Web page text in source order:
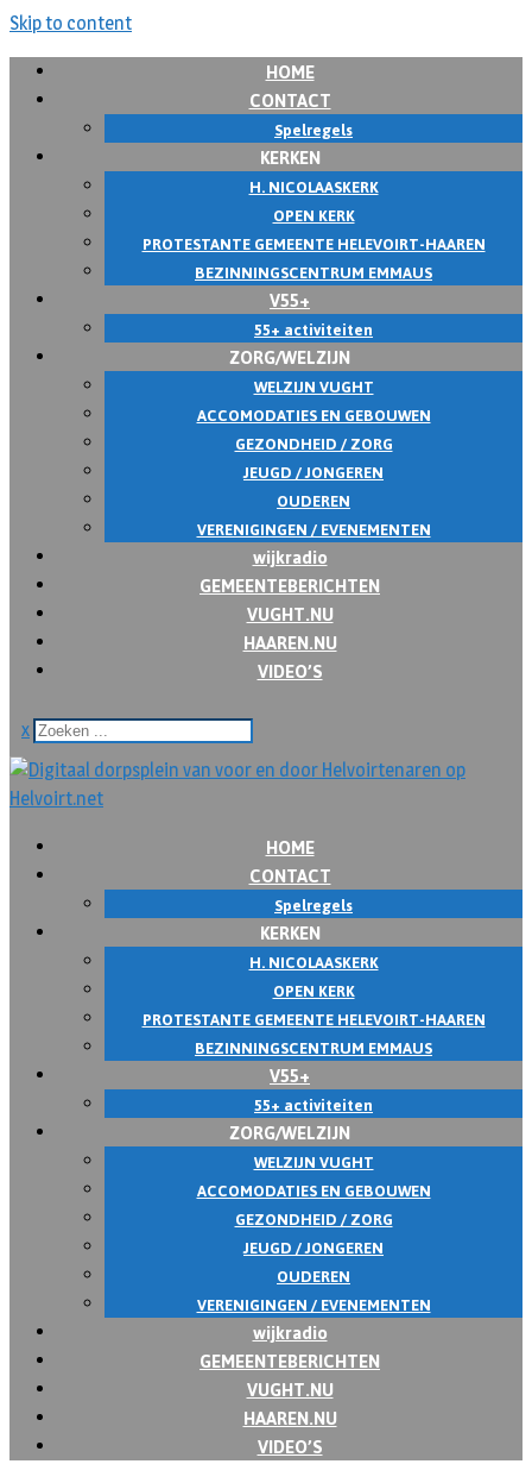
Skip to content
HOME
CONTACT
Spelregels
KERKEN
H. NICOLAASKERK
OPEN KERK
PROTESTANTE GEMEENTE HELEVOIRT-HAAREN
BEZINNINGSCENTRUM EMMAUS
V55+
55+ activiteiten
ZORG/WELZIJN
WELZIJN VUGHT
ACCOMODATIES EN GEBOUWEN
GEZONDHEID / ZORG
JEUGD / JONGEREN
OUDEREN
VERENIGINGEN / EVENEMENTEN
wijkradio
GEMEENTEBERICHTEN
VUGHT.NU
HAAREN.NU
VIDEO’S
x
HOME
CONTACT
Spelregels
KERKEN
H. NICOLAASKERK
OPEN KERK
PROTESTANTE GEMEENTE HELEVOIRT-HAAREN
BEZINNINGSCENTRUM EMMAUS
V55+
55+ activiteiten
ZORG/WELZIJN
WELZIJN VUGHT
ACCOMODATIES EN GEBOUWEN
GEZONDHEID / ZORG
JEUGD / JONGEREN
OUDEREN
VERENIGINGEN / EVENEMENTEN
wijkradio
GEMEENTEBERICHTEN
VUGHT.NU
HAAREN.NU
VIDEO’S